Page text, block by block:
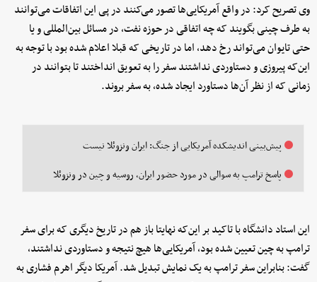
وی تصریح کرد: در واقع آمریکایی‌ها تصور می‌کنند در پی این اتفاقات می‌توانند
به طرف چینی بگویند که چه اتفاقی در حوزه نفت، در مسائل بین‌المللی و یا
حتی تایوان می‌تواند رخ دهد، اما در تاریخی که قبلا اعلام شده بود با توجه به
این‌که پیروزی و دستاوردی نداشتند سفر را به تعویق انداختند تا بتوانند در
زمانی که از نظر آن‌ها دستاورد ایجاد شده، به سفر بروند.
پیش‌بینی اندیشکده آمریکایی از جنگ: ایران ونزوئلا نیست
پاسخ ترامپ به سوالی در مورد حضور ایران، روسیه و چین در ونزوئلا
این استاد دانشگاه با تاکید بر این‌که نهایتا باز هم در تاریخ دیگری که برای سفر
ترامپ به چین تعیین شده بود، آمریکایی‌ها هیچ نتیجه‌ و دستاوردی نداشتند،
گفت: بنابراین سفر ترامپ به یک نمایش تبدیل شد. آمریکا دیگر اهرم فشاری به